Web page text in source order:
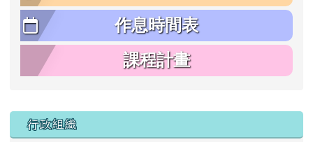
作息時間表
課程計畫
行政組織